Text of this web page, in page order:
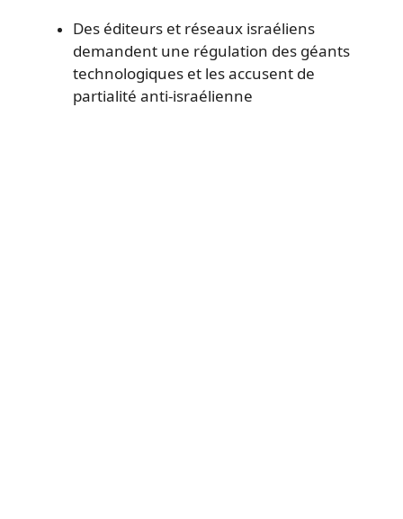
Des éditeurs et réseaux israéliens
demandent une régulation des géants
technologiques et les accusent de
partialité anti-israélienne